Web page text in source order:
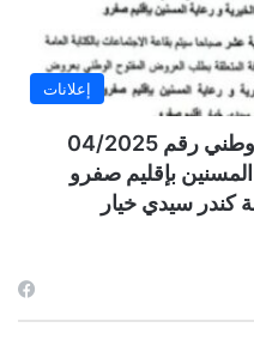
إعلانات
إعلان عن طلب عروض مفتوح وطني رقم 04/2025
بإقليم صفرو
كندر سيدي خيار